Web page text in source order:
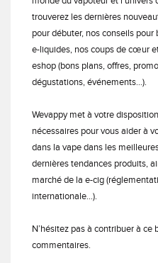
trouverez les dernières
pour débuter, nos conseils
e-liquides, nos coups de cœur
eshop (bons plans, offres,
dégustations, événements…).
Wevappy met à votre
nécessaires pour vous aider à
dans la vape dans les
dernières tendances produits,
marché de la e-cig
internationale…).
N’hésitez pas à contribuer à ce
commentaires.